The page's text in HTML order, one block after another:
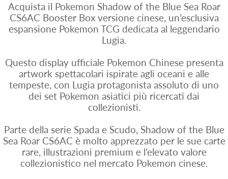
Acquista il Pokemon Shadow of the Blue Sea Roar
CS6AC Booster Box versione cinese, un’esclusiva
espansione Pokemon TCG dedicata al leggendario
Lugia.
Questo display ufficiale Pokemon Chinese presenta
artwork spettacolari ispirate agli oceani e alle
tempeste, con Lugia protagonista assoluto di uno
dei set Pokemon asiatici più ricercati dai
collezionisti.
Parte della serie Spada e Scudo, Shadow of the Blue
Sea Roar CS6AC è molto apprezzato per le sue carte
rare, illustrazioni premium e l’elevato valore
collezionistico nel mercato Pokemon cinese.